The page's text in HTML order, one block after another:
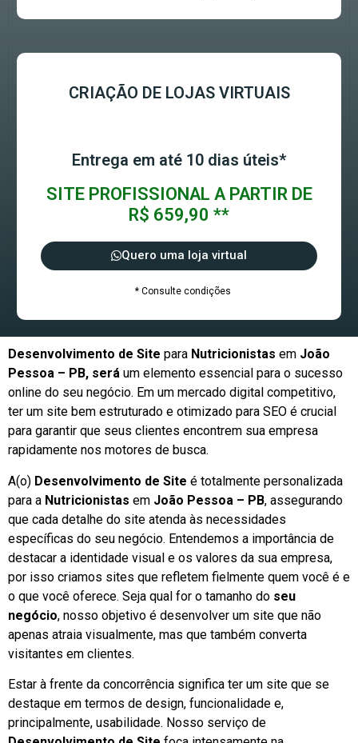
CRIAÇÃO DE LOJAS VIRTUAIS
Entrega em até 10 dias úteis*
SITE PROFISSIONAL A PARTIR DE
R$ 659,90 **
Quero uma loja virtual
* Consulte condições
Desenvolvimento de Site para Nutricionistas em João
Pessoa – PB, será um elemento essencial para o sucesso
online do seu negócio. Em um mercado digital competitivo,
ter um site bem estruturado e otimizado para SEO é crucial
para garantir que seus clientes encontrem sua empresa
rapidamente nos motores de busca.
A(o) Desenvolvimento de Site é totalmente personalizada
para a Nutricionistas em João Pessoa – PB, assegurando
que cada detalhe do site atenda às necessidades
específicas do seu negócio. Entendemos a importância de
destacar a identidade visual e os valores da sua empresa,
por isso criamos sites que refletem fielmente quem você é e
o que você oferece. Seja qual for o tamanho do seu
negócio, nosso objetivo é desenvolver um site que não
apenas atraia visualmente, mas que também converta
visitantes em clientes.
Estar à frente da concorrência significa ter um site que se
destaque em termos de design, funcionalidade e,
principalmente, usabilidade. Nosso serviço de